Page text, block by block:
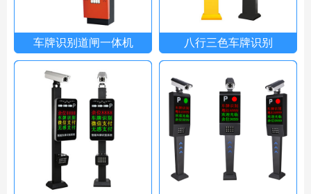
车牌识别道闸一体机 八行三色车牌识别